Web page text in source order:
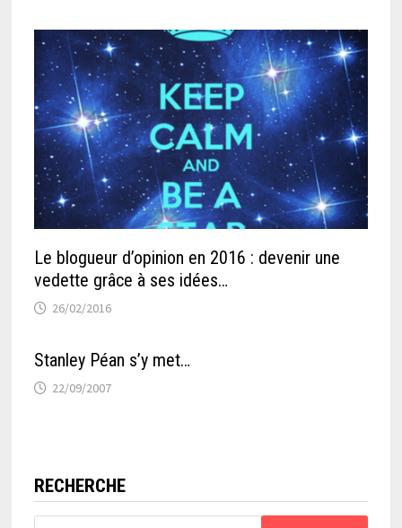
Le blogueur d’opinion en 2016 : devenir une
vedette grâce à ses idées…
26/02/2016
Stanley Péan s’y met…
22/09/2007
RECHERCHE